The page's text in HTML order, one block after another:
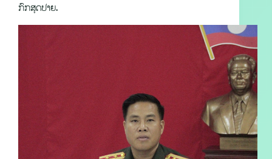
ກົກສຸດປາຍ.